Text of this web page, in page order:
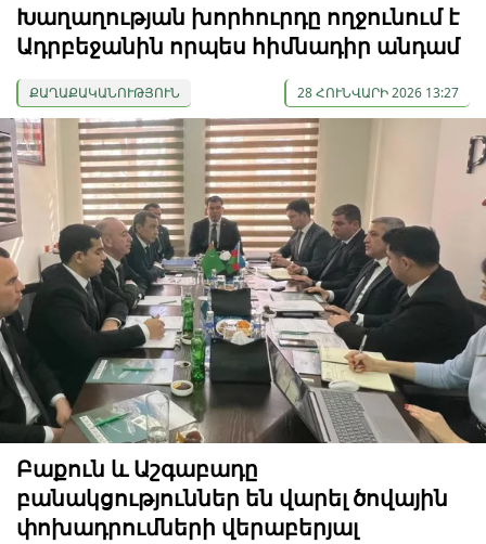
Խաղաղության խորհուրդը ողջունում է
Ադրբեջանին որպես հիմնադիր անդամ
ՔԱՂԱՔԱԿԱՆՈՒԹՅՈՒՆ 28 ՀՈՒՆՎԱՐԻ 2026 13:27
Բաքուն և Աշգաբադը
բանակցություններ են վարել ծովային
փոխադրումների վերաբերյալ